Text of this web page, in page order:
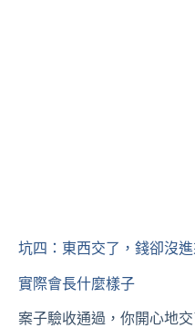
坑四：東西交了，錢卻沒進
實際會長什麼樣子
案子驗收通過，你開心地